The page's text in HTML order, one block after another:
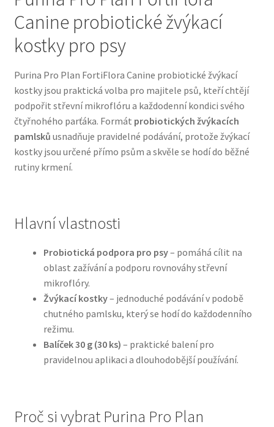
Bozita pro psy — Švédské krmivo s nordickou kvalitou
Granule pro psy
Natural Trainer pro psy — Italské krmivo s
přírodními složkami
Happy Dog — Německá kvalita a přirozené složení
Konzervy a kapsičky pro psy
N&D Farmina pro psy — Italské holistic krmivo
Oblečky pro psy
Canine probiotické žvýkací
kostky pro psy
Purina Pro Plan FortiFlora Canine probiotické žvýkací
kostky jsou praktická volba pro majitele psů, kteří chtějí
podpořit střevní mikroflóru a každodenní kondici svého
čtyřnohého parťáka. Formát probiotických žvýkacích
pamlsků usnadňuje pravidelné podávání, protože žvýkací
kostky jsou určené přímo psům a skvěle se hodí do běžné
rutiny krmení.
Hlavní vlastnosti
Probiotická podpora pro psy– pomáhá cílit na
oblast zažívání a podporu rovnováhy střevní
mikroflóry.
Žvýkací kostky– jednoduché podávání v podobě
chutného pamlsku, který se hodí do každodenního
režimu.
Balíček 30 g (30 ks) – praktické balení pro
pravidelnou aplikaci a dlouhodobější používání.
Proč si vybrat Purina Pro Plan